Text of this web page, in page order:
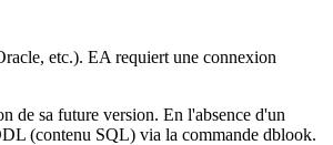
etc.). EA requiert une connexion
de sa future version. En l'absence d'un
(contenu SQL) via la commande dblook.